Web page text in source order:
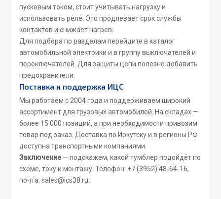
Фильтры DONALDSON
Показать ещё
Весь раздел
Всё для сварки
Газосварка
Маски, краги сварщика
Сварочное оборудование
Сварочные материалы
пусковым током, стоит учитывать нагрузку и
использовать реле. Это продлевает срок службы
контактов и снижает нагрев.
Для подбора по разделам перейдите в каталог
автомобильной электрики и в группувыключателей и
переключателей . Для защиты цепи полезно добавить
предохранители
Поставка и поддержка ИЦС
Мы работаем с 2004 года и поддерживаем широкий
ассортимент для грузовых автомобилей. На складах —
более 15 000 позиций, а при необходимости привозим
товар под заказ. Доставка по Иркутску и в регионы РФ
доступна транспортными компаниями.
Заключение— подскажем, какой тумблер подойдёт по
схеме, току и монтажу. Телефон: +7 (3952) 48-64-16,
почта: sales@ics38.ru